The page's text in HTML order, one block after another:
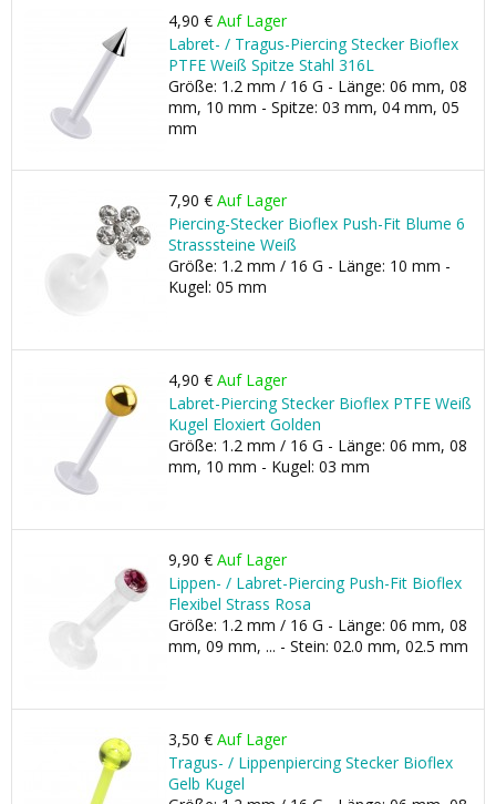
4,90 € Auf Lager
Labret- / Tragus-Piercing Stecker Bioflex
PTFE Weiß Spitze Stahl 316L
Größe: 1.2 mm / 16 G - Länge: 06 mm, 08
mm, 10 mm - Spitze: 03 mm, 04 mm, 05
mm
7,90 € Auf Lager
Piercing-Stecker Bioflex Push-Fit Blume 6
Strasssteine Weiß
Größe: 1.2 mm / 16 G - Länge: 10 mm -
Kugel: 05 mm
4,90 € Auf Lager
Labret-Piercing Stecker Bioflex PTFE Weiß
Kugel Eloxiert Golden
Größe: 1.2 mm / 16 G - Länge: 06 mm, 08
mm, 10 mm - Kugel: 03 mm
9,90 € Auf Lager
Lippen- / Labret-Piercing Push-Fit Bioflex
Flexibel Strass Rosa
Größe: 1.2 mm / 16 G - Länge: 06 mm, 08
mm, 09 mm, ... - Stein: 02.0 mm, 02.5 mm
3,50 € Auf Lager
Tragus- / Lippenpiercing Stecker Bioflex
Gelb Kugel